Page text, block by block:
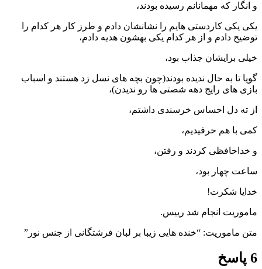
و انگار که مهمانانم رسیده بودند،
یکی یکی کاردستی هایم را نشانشان دادم و طرز کار هر کدام را
توضیح دادم و از هر کدام یکی بهشون هدیه دادم،
خیلی برایشان جذاب بود،
گویا تا به حال ندیده بودند(چون بچه های نسل زد هستند و اسباب
بازی های رایج دهه شصتی ها رو ندیدن)،
از ته دل احساس خرسندی داشتم،
کمی با هم حرفیدیم،
و خداحافظی کردند و رفتن،
ساعت چهار بود،
خدایا شکرت!
ماموریت انجام شد رییس.
متن ماموریت: “خنده هایی زیبا بر لبان فرشتگانی از جنس نور”
6 پاسخ